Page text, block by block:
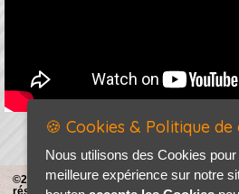
©2026-2027 AP AUTO tous droits
réservés
🍪 Cookies & Politique
Nous utilisons des Cookies
meilleure expérience sur notre